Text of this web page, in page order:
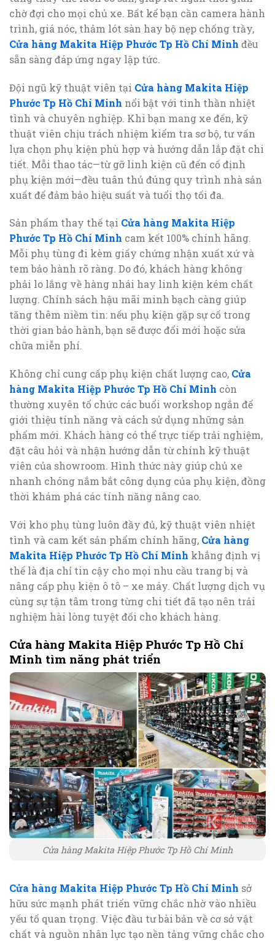
chờ đợi cho mọi chủ xe. Bất kể bạn cần camera hành
trình, giá nóc, thảm lót sàn hay bộ nẹp chống trầy,
Cửa hàng Makita Hiệp Phước Tp Hồ Chí Minh đều
sẵn sàng đáp ứng ngay lập tức.
Đội ngũ kỹ thuật viên tại Cửa hàng Makita Hiệp
Phước Tp Hồ Chí Minh nổi bật với tinh thần nhiệt
tình và chuyên nghiệp. Khi bạn mang xe đến, kỹ
thuật viên chịu trách nhiệm kiểm tra sơ bộ, tư vấn
lựa chọn phụ kiện phù hợp và hướng dẫn lắp đặt chi
tiết. Mỗi thao tác—từ gỡ linh kiện cũ đến cố định
phụ kiện mới—đều tuân thủ đúng quy trình nhà sản
xuất để đảm bảo hiệu suất và tuổi thọ tối đa.
Sản phẩm thay thế tại Cửa hàng Makita Hiệp
Phước Tp Hồ Chí Minh cam kết 100% chính hãng.
Mỗi phụ tùng đi kèm giấy chứng nhận xuất xứ và
tem bảo hành rõ ràng. Do đó, khách hàng không
phải lo lắng về hàng nhái hay linh kiện kém chất
lượng. Chính sách hậu mãi minh bạch càng giúp
tăng thêm niềm tin: nếu phụ kiện gặp sự cố trong
thời gian bảo hành, bạn sẽ được đổi mới hoặc sửa
chữa miễn phí.
Không chỉ cung cấp phụ kiện chất lượng cao, Cửa
hàng Makita Hiệp Phước Tp Hồ Chí Minh còn
thường xuyên tổ chức các buổi workshop ngắn để
giới thiệu tính năng và cách sử dụng những sản
phẩm mới. Khách hàng có thể trực tiếp trải nghiệm,
đặt câu hỏi và nhận hướng dẫn từ chính kỹ thuật
viên của showroom. Hình thức này giúp chủ xe
nhanh chóng nắm bắt công dụng của phụ kiện, đồng
thời khám phá các tính năng nâng cao.
Với kho phụ tùng luôn đầy đủ, kỹ thuật viên nhiệt
tình và cam kết sản phẩm chính hãng, Cửa hàng
Makita Hiệp Phước Tp Hồ Chí Minh khẳng định vị
thế là địa chỉ tin cậy cho mọi nhu cầu trang bị và
nâng cấp phụ kiện ô tô – xe máy. Chất lượng dịch vụ
cùng sự tận tâm trong từng chi tiết đã tạo nên trải
nghiệm hài lòng tuyệt đối cho khách hàng.
Cửa hàng Makita Hiệp Phước Tp Hồ Chí
Minh tìm năng phát triển
Cửa hàng Makita Hiệp Phước Tp Hồ Chí Minh
Cửa hàng Makita Hiệp Phước Tp Hồ Chí Minh sở
hữu sức mạnh phát triển vững chắc nhờ vào nhiều
yếu tố quan trọng. Việc đầu tư bài bản về cơ sở vật
chất và nguồn nhân lực tạo nền tảng vững chắc cho